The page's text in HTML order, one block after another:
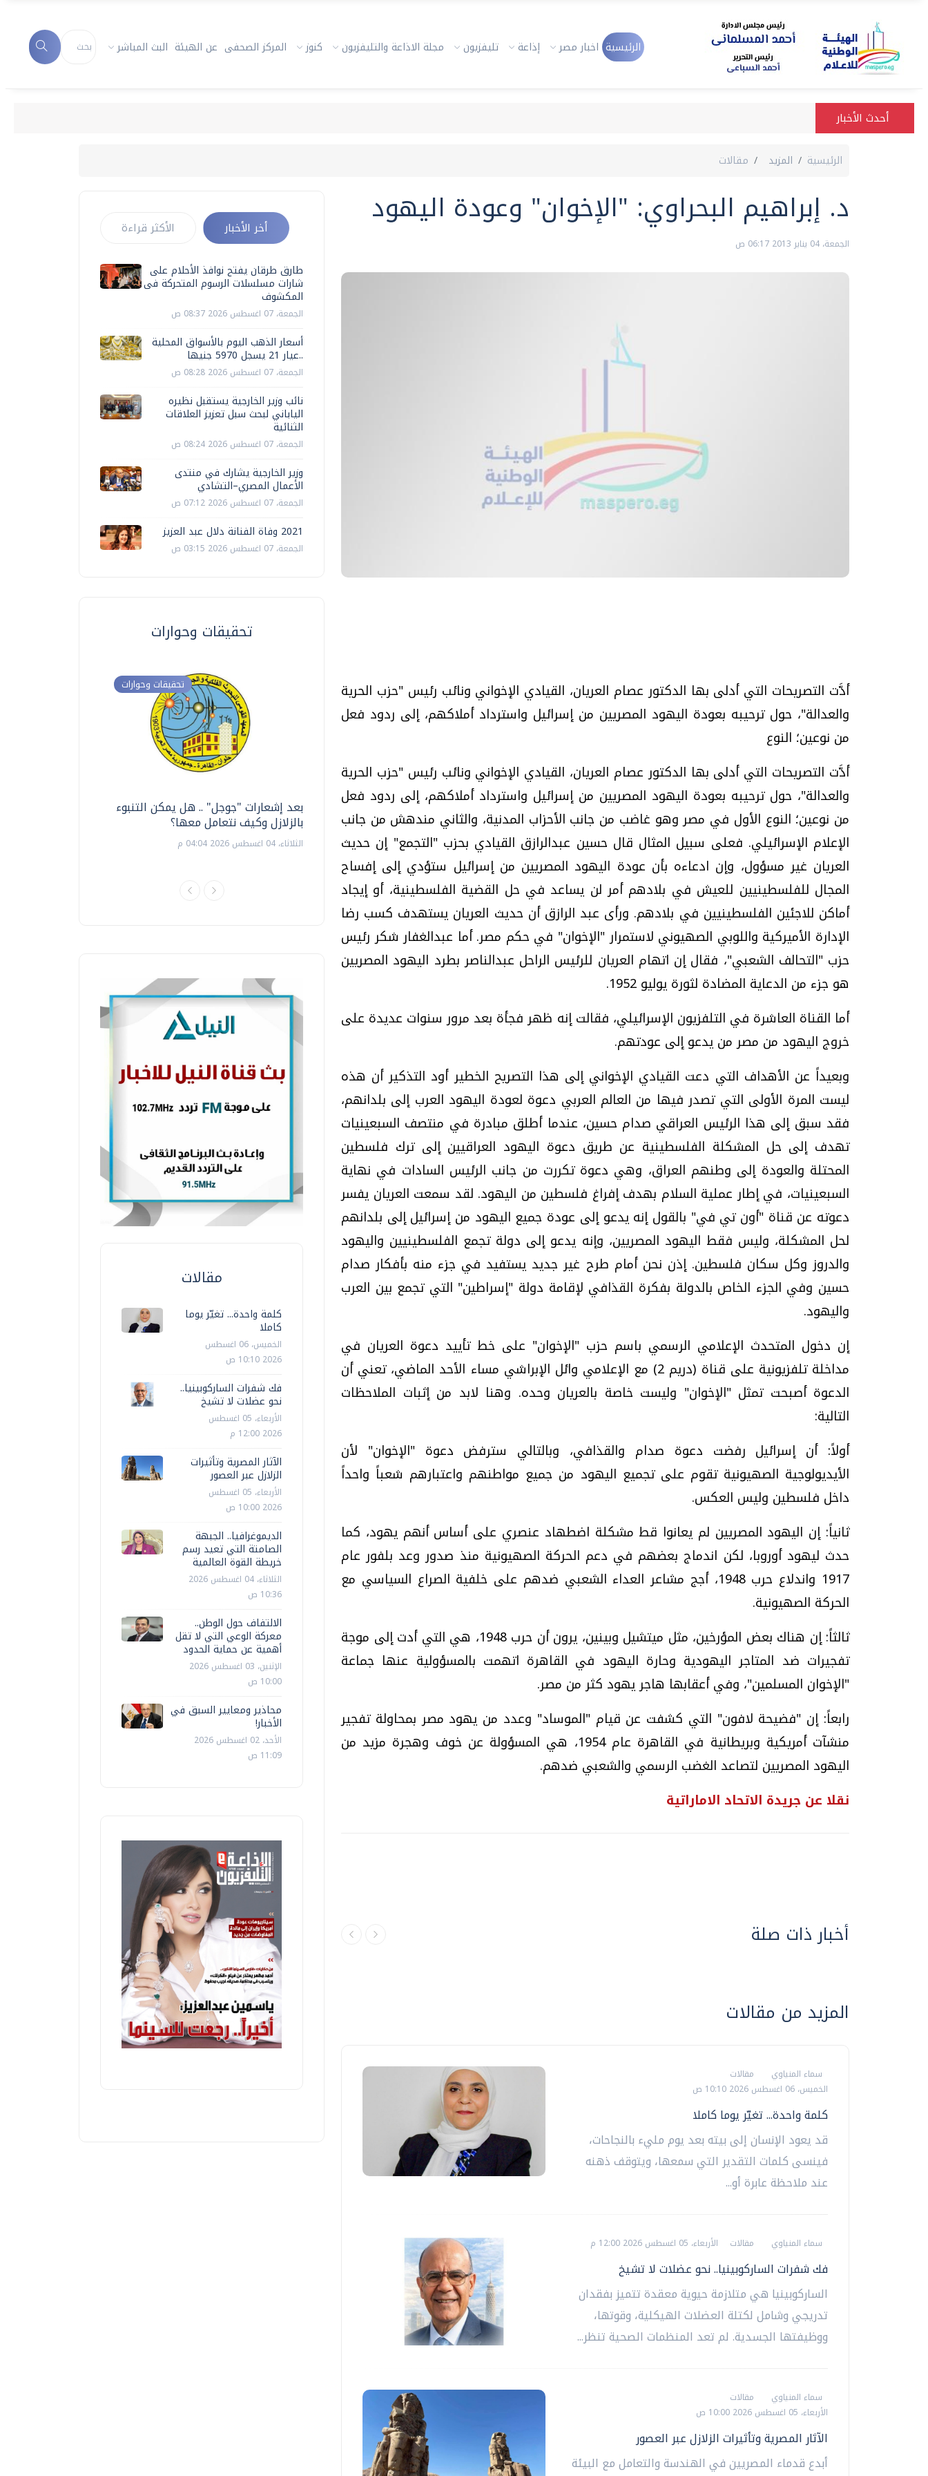
الرئيسية اخبار مصر إذاعة تليفزيون مجلة الاذاعة والتليفزيون كنوز المركز الصحفى عن الهيئة البث المباشر
أحدث الأخبار
الرئيسية المزيد مقالات
د. إبراهيم البحراوي: "الإخوان" وعودة اليهود
الجمعة، 04 يناير 2013 06:17 ص
أدَّت التصريحات التي أدلى بها الدكتور عصام العريان، القيادي الإخواني ونائب رئيس "حزب الحرية
والعدالة"، حول ترحيبه بعودة اليهود المصريين من إسرائيل واسترداد أملاكهم، إلى ردود فعل
من نوعين؛ النوع
أدَّت التصريحات التي أدلى بها الدكتور عصام العريان، القيادي الإخواني ونائب رئيس "حزب الحرية
والعدالة"، حول ترحيبه بعودة اليهود المصريين من إسرائيل واسترداد أملاكهم، إلى ردود فعل
من نوعين؛ النوع الأول في مصر وهو غاضب من جانب الأحزاب المدنية، والثاني مندهش من جانب
الإعلام الإسرائيلي. فعلى سبيل المثال قال حسين عبدالرازق القيادي بحزب "التجمع" إن حديث
العريان غير مسؤول، وإن ادعاءه بأن عودة اليهود المصريين من إسرائيل ستؤدي إلى إفساح
المجال للفلسطينيين للعيش في بلادهم أمر لن يساعد في حل القضية الفلسطينية، أو إيجاد
أماكن للاجئين الفلسطينيين في بلادهم. ورأى عبد الرازق أن حديث العريان يستهدف كسب رضا
الإدارة الأميركية واللوبي الصهيوني لاستمرار "الإخوان" في حكم مصر. أما عبدالغفار شكر رئيس
حزب "التحالف الشعبي"، فقال إن اتهام العريان للرئيس الراحل عبدالناصر بطرد اليهود المصريين
هو جزء من الدعاية المضادة لثورة يوليو 1952.
أما القناة العاشرة في التلفزيون الإسرائيلي، فقالت إنه ظهر فجأة بعد مرور سنوات عديدة على
خروج اليهود من مصر من يدعو إلى عودتهم.
وبعيداً عن الأهداف التي دعت القيادي الإخواني إلى هذا التصريح الخطير أود التذكير أن هذه
ليست المرة الأولى التي تصدر فيها من العالم العربي دعوة لعودة اليهود العرب إلى بلدانهم،
فقد سبق إلى هذا الرئيس العراقي صدام حسين، عندما أطلق مبادرة في منتصف السبعينيات
تهدف إلى حل المشكلة الفلسطينية عن طريق دعوة اليهود العراقيين إلى ترك فلسطين
المحتلة والعودة إلى وطنهم العراق، وهي دعوة تكررت من جانب الرئيس السادات في نهاية
السبعينيات، في إطار عملية السلام بهدف إفراغ فلسطين من اليهود. لقد سمعت العريان يفسر
دعوته عن قناة "أون تي في" بالقول إنه يدعو إلى عودة جميع اليهود من إسرائيل إلى بلدانهم
لحل المشكلة، وليس فقط اليهود المصريين، وإنه يدعو إلى دولة تجمع الفلسطينيين واليهود
والدروز وكل سكان فلسطين. إذن نحن أمام طرح غير جديد يستفيد في جزء منه بأفكار صدام
حسين وفي الجزء الخاص بالدولة بفكرة القذافي لإقامة دولة "إسراطين" التي تجمع بين العرب
واليهود.
إن دخول المتحدث الإعلامي الرسمي باسم حزب "الإخوان" على خط تأييد دعوة العريان في
مداخلة تلفزيونية على قناة (دريم 2) مع الإعلامي وائل الإبراشي مساء الأحد الماضي، تعني أن
الدعوة أصبحت تمثل "الإخوان" وليست خاصة بالعريان وحده. وهنا لابد من إثبات الملاحظات
التالية:
أولاً: أن إسرائيل رفضت دعوة صدام والقذافي، وبالتالي سترفض دعوة "الإخوان" لأن
الأيديولوجية الصهيونية تقوم على تجميع اليهود من جميع مواطنهم واعتبارهم شعباً واحداً
داخل فلسطين وليس العكس.
ثانياً: إن اليهود المصريين لم يعانوا قط مشكلة اضطهاد عنصري على أساس أنهم يهود، كما
حدث ليهود أوروبا، لكن اندماج بعضهم في دعم الحركة الصهيونية منذ صدور وعد بلفور عام
1917 واندلاع حرب 1948، أجج مشاعر العداء الشعبي ضدهم على خلفية الصراع السياسي مع
الحركة الصهيونية.
ثالثاً: إن هناك بعض المؤرخين، مثل ميتشيل وبينين، يرون أن حرب 1948، هي التي أدت إلى موجة
تفجيرات ضد المتاجر اليهودية وحارة اليهود في القاهرة اتهمت بالمسؤولية عنها جماعة
"الإخوان المسلمين"، وفي أعقابها هاجر يهود كثر من مصر.
رابعاً: إن "فضيحة لافون" التي كشفت عن قيام "الموساد" وعدد من يهود مصر بمحاولة تفجير
منشآت أمريكية وبريطانية في القاهرة عام 1954، هي المسؤولة عن خوف وهجرة مزيد من
اليهود المصريين لتصاعد الغضب الرسمي والشعبي ضدهم.
نقلا عن جريدة الاتحاد الاماراتية
أخبار ذات صلة
المزيد من مقالات
سماء المنياوي
مقالات
الخميس، 06 اغسطس 2026 10:10 ص
كلمة واحدة... تغيّر يوما كاملا
قد يعود الإنسان إلى بيته بعد يوم مليء بالنجاحات،
فينسى كلمات التقدير التي سمعها، ويتوقف ذهنه
عند ملاحظة عابرة أو...
سماء المنياوي مقالات الأربعاء، 05 اغسطس 2026 12:00 م
فك شفرات الساركوبينيا.. نحو عضلات لا تشيخ
الساركوبينيا هي متلازمة حيوية معقدة تتميز بفقدان
تدريجي وشامل لكتلة العضلات الهيكلية، وقوتها،
ووظيفتها الجسدية. لم تعد المنظمات الصحية تنظر...
سماء المنياوي
مقالات
الأربعاء، 05 اغسطس 2026 10:00 ص
الآثار المصرية وتأثيرات الزلازل عبر العصور
أبدع قدماء المصريين في الهندسة والتعامل مع البيئة
أخر الأخبار الأكثر قراءة
طارق طرقان يفتح نوافذ الأحلام على
شارات مسلسلات الرسوم المتحركة فى
المكشوف
الجمعة، 07 اغسطس 2026 08:37 ص
أسعار الذهب اليوم بالأسواق المحلية
..عيار 21 يسجل 5970 جنيها
الجمعة، 07 اغسطس 2026 08:28 ص
نائب وزير الخارجية يستقبل نظيره
الياباني لبحث سبل تعزيز العلاقات
الثنائية
الجمعة، 07 اغسطس 2026 08:24 ص
وزير الخارجية يشارك في منتدى
الأعمال المصري–التشادي
الجمعة، 07 اغسطس 2026 07:12 ص
2021 وفاة الفنانة دلال عبد العزيز
الجمعة، 07 اغسطس 2026 03:15 ص
تحقيقات وحوارات
تحقيقات وحوارات
بعد إشعارات "جوجل" .. هل يمكن التنبوء
بالزلازل وكيف نتعامل معها؟
الثلاثاء، 04 اغسطس 2026 04:04 م
تحقيقات وحوارات
دليلك للتنسيق الجامعي .. تساؤلات
وإجابات
السبت، 01 اغسطس 2026 10:25 ص
تحقيقات وحوارات
فيديو.. الإعلام الرقمي.. تقنيات واعدة
وتحديات هائلة
الخميس، 30 يوليو 2026 01:09 م
تحقيقات وحوارات
موجات الطقس الساخنة.. لماذا تحدث وكيف
مقالات
كلمة واحدة... تغيّر يوما
كاملا
الخميس، 06 اغسطس
2026 10:10 ص
فك شفرات الساركوبينيا..
نحو عضلات لا تشيخ
الأربعاء، 05 اغسطس
2026 12:00 م
الآثار المصرية وتأثيرات
الزلازل عبر العصور
الأربعاء، 05 اغسطس
2026 10:00 ص
الديموغرافيا.. الجبهة
الصامتة التي تعيد رسم
خريطة القوة العالمية
الثلاثاء، 04 اغسطس 2026
10:36 ص
الالتفاف حول الوطن..
معركة الوعي التي لا تقل
أهمية عن حماية الحدود
الإثنين، 03 اغسطس 2026
10:00 ص
محاذير ومعايير السبق في
الأخبار!
الأحد، 02 اغسطس 2026
11:09 ص